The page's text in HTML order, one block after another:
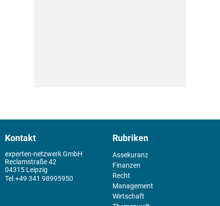
Kontakt
experten-netzwerk GmbH
Reclamstraße 42
04315 Leipzig
+49 341 98995950
Rubriken
Assekuranz
Finanzen
Recht
Management
Wirtschaft